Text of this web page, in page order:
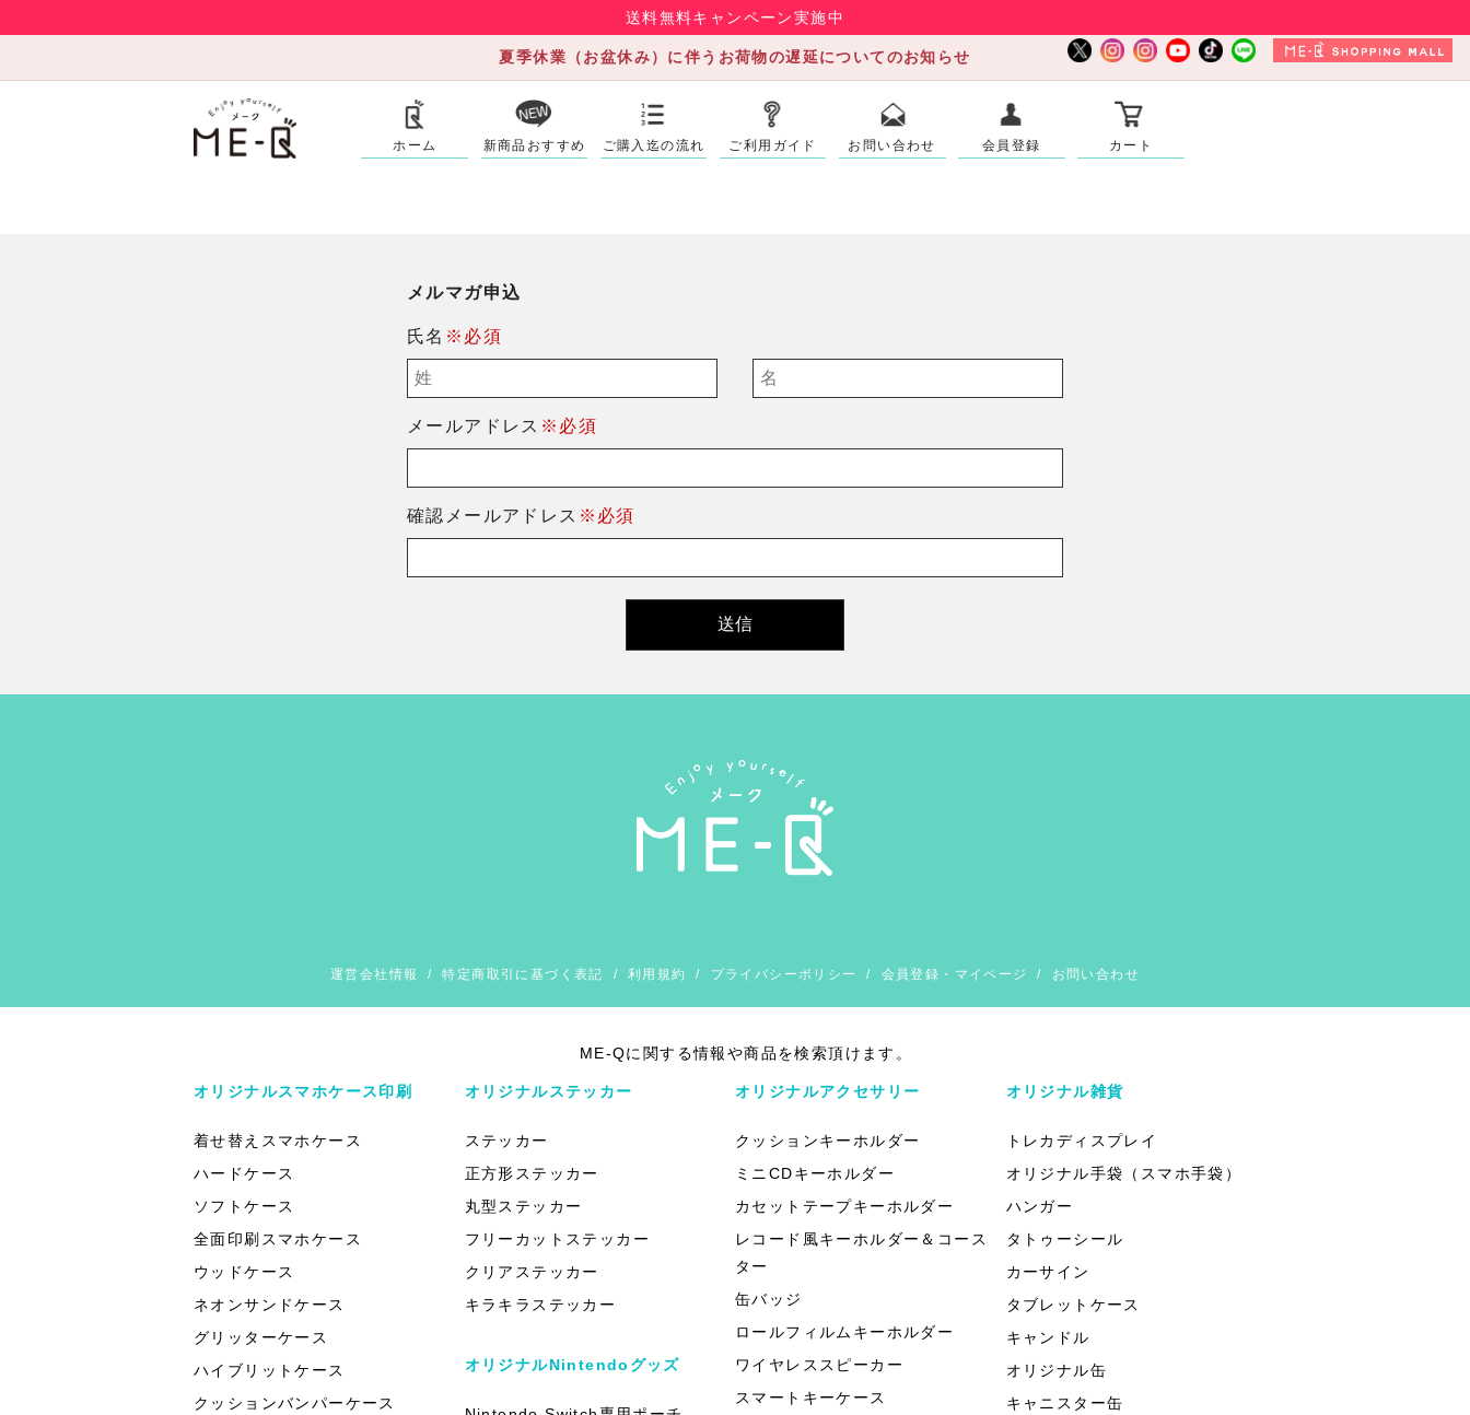
送料無料キャンペーン実施中
夏季休業（お盆休み）に伴うお荷物の遅延についてのお知らせ
ホーム 新商品おすすめ ご購入迄の流れ ご利用ガイド お問い合わせ 会員登録 カート
メルマガ申込
氏名 ※必須
メールアドレス ※必須
確認メールアドレス ※必須
運営会社情報 /特定商取引に基づく表記 / 利用規約 / プライバシーポリシー / 会員登録・マイページ / お問い合わせ
ME-Qに関する情報や商品を検索頂けます。
オリジナルスマホケース印刷
着せ替えスマホケース
ハードケース
ソフトケース
全面印刷スマホケース
ウッドケース
ネオンサンドケース
グリッターケース
ハイブリットケース
クッションバンパーケース
オリジナルステッカー
ステッカー
正方形ステッカー
丸型ステッカー
フリーカットステッカー
クリアステッカー
キラキラステッカー
オリジナルNintendoグッズ
オリジナルアクセサリー
クッションキーホルダー
ミニCDキーホルダー
カセットテープキーホルダー
レコード風キーホルダー＆コース
ター
缶バッジ
ロールフィルムキーホルダー
ワイヤレススピーカー
スマートキーケース
オリジナル雑貨
トレカディスプレイ
オリジナル手袋（スマホ手袋）
ハンガー
タトゥーシール
カーサイン
タブレットケース
キャンドル
オリジナル缶
キャニスター缶